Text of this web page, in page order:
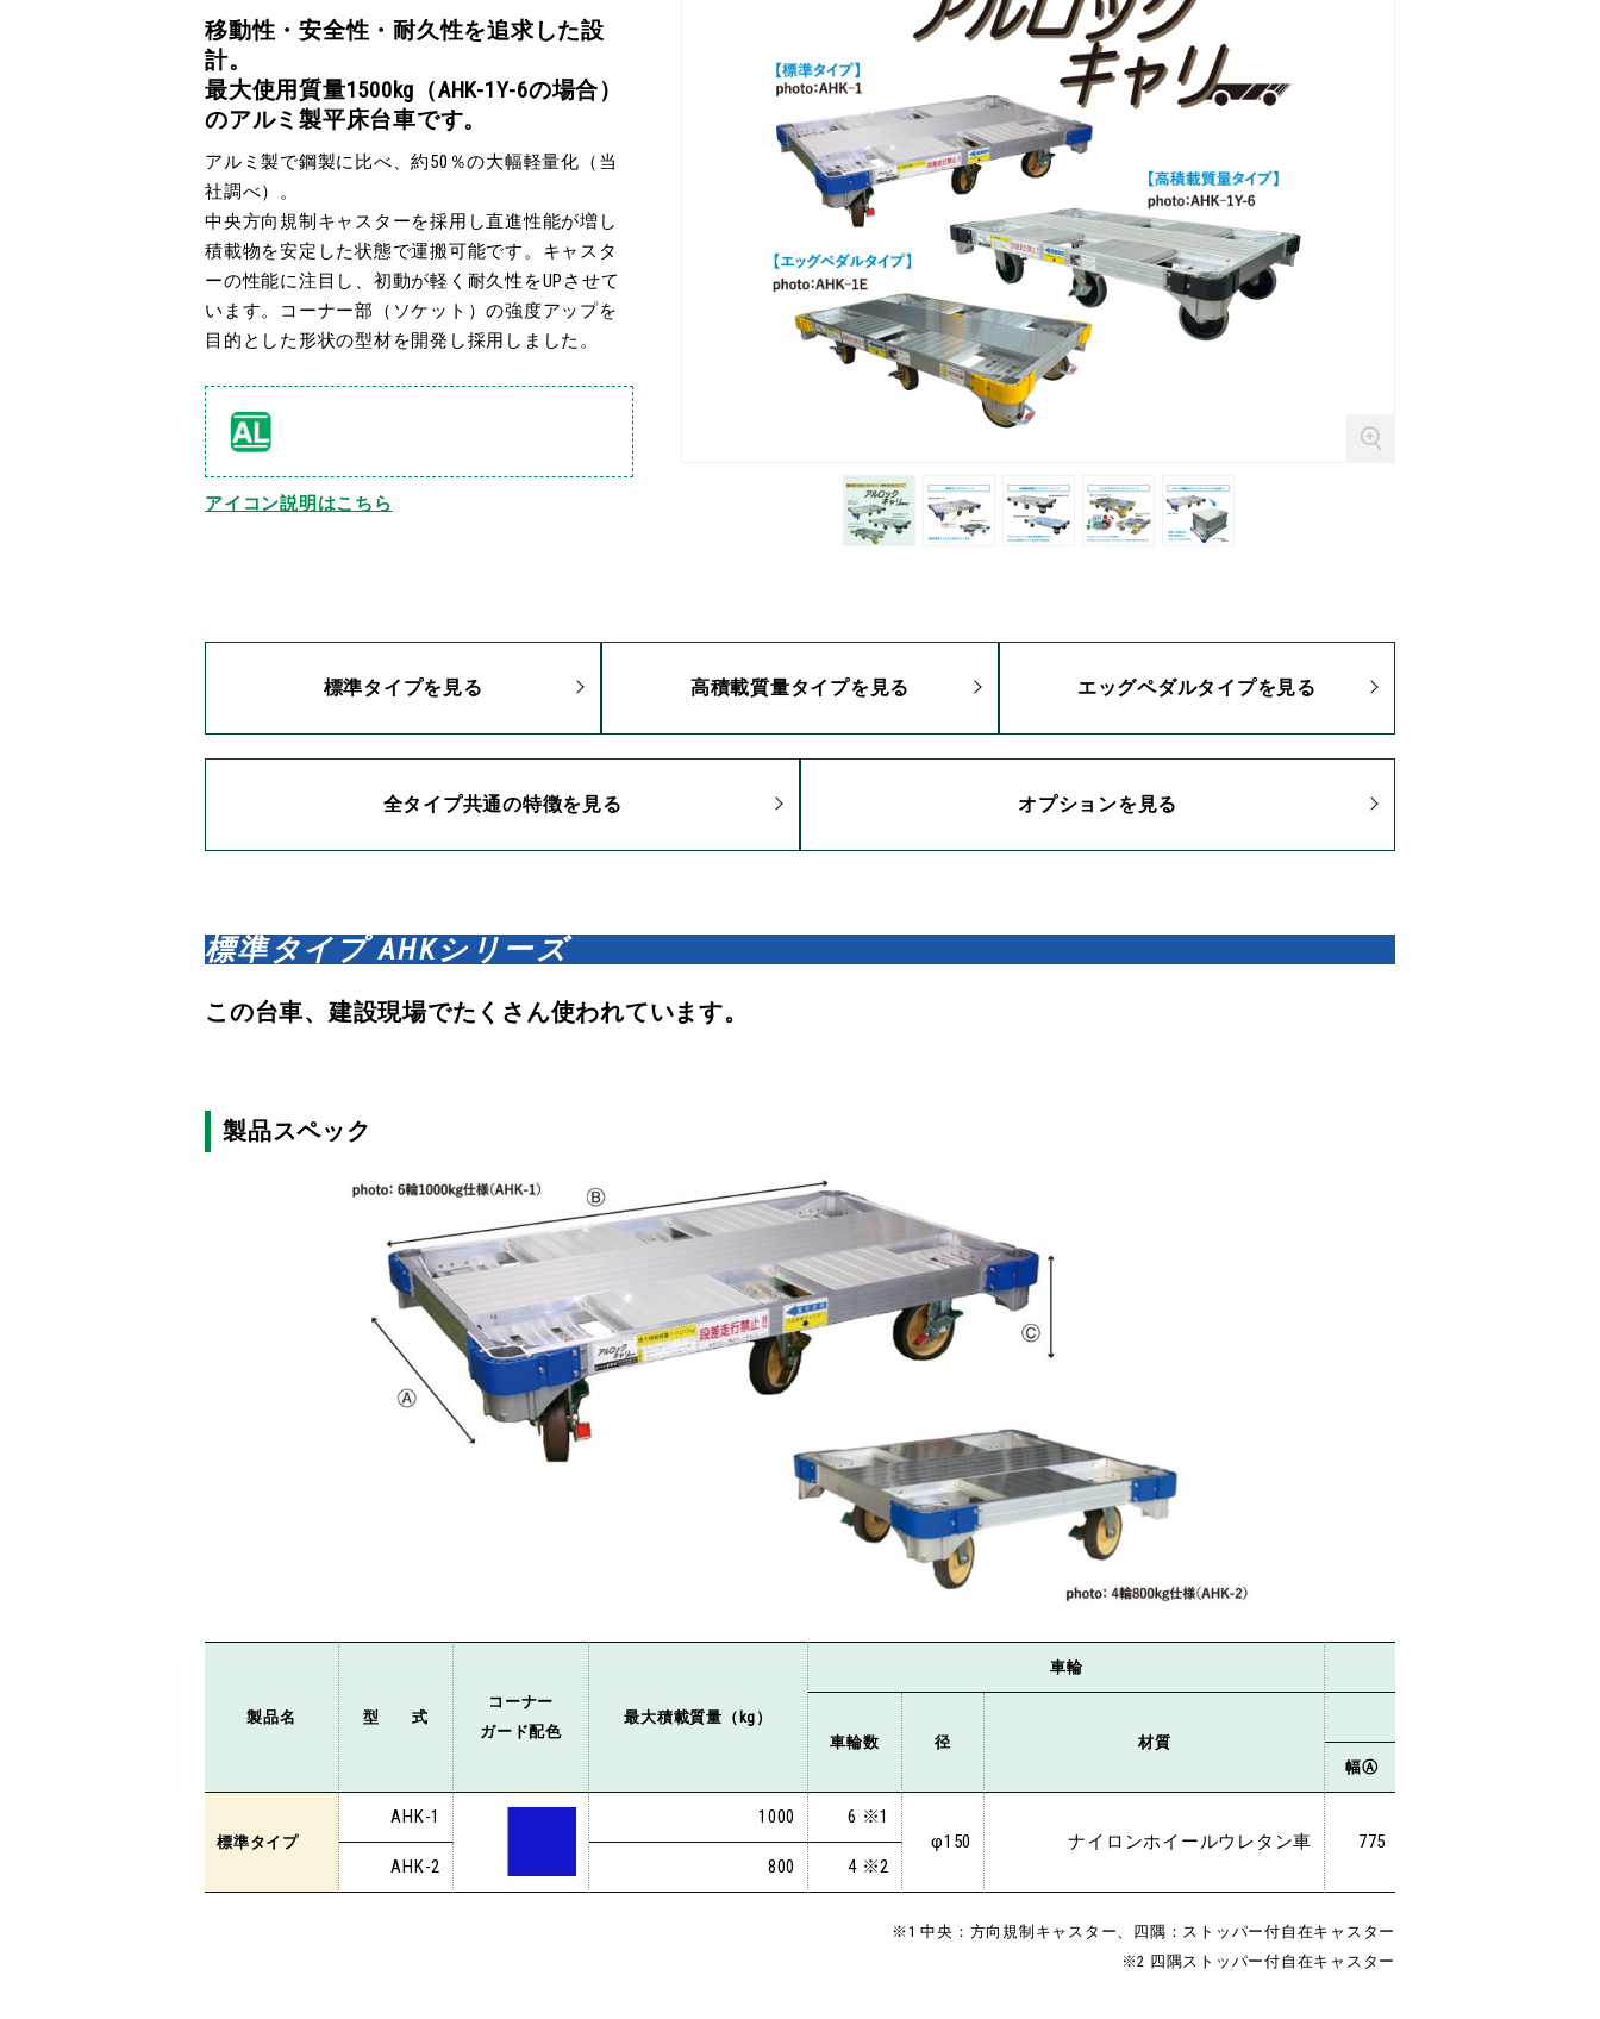
移動性・安全性・耐久性を追求した設
計。
最大使用質量1500kg（AHK-1Y-6の場合）
のアルミ製平床台車です。
アルミ製で鋼製に比べ、約50％の大幅軽量化（当
社調べ）。
中央方向規制キャスターを採用し直進性能が増し
積載物を安定した状態で運搬可能です。キャスタ
ーの性能に注目し、初動が軽く耐久性をUPさせて
います。コーナー部（ソケット）の強度アップを
目的とした形状の型材を開発し採用しました。
アイコン説明はこちら
標準タイプを見る 高積載質量タイプを見る エッグペダルタイプを見る
全タイプ共通の特徴を見る オプションを見る
標準タイプ AHKシリーズ
この台車、建設現場でたくさん使われています。
製品スペック
製品名 型 式
コーナー
ガード配色
最大積載質量（kg）
車輪
車輪数 径 材質
幅Ⓐ
標準タイプ
AHK-1 1000 6 ※1
φ150 ナイロンホイールウレタン車 775
AHK-2
800 4 ※2
※1 中央：方向規制キャスター、四隅：ストッパー付自在キャスター
※2 四隅ストッパー付自在キャスター